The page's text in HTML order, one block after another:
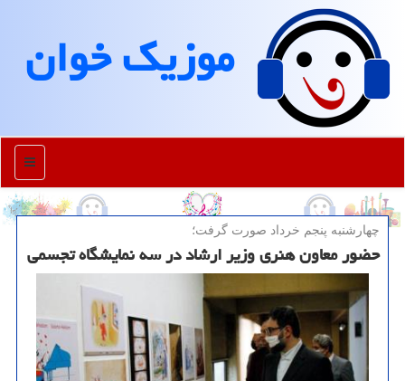
موزیك خوان
منو
چهارشنبه پنجم خرداد صورت گرفت؛
حضور معاون هنری وزیر ارشاد در سه نمایشگاه تجسمی